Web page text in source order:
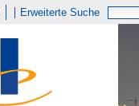
Erweiterte Suche